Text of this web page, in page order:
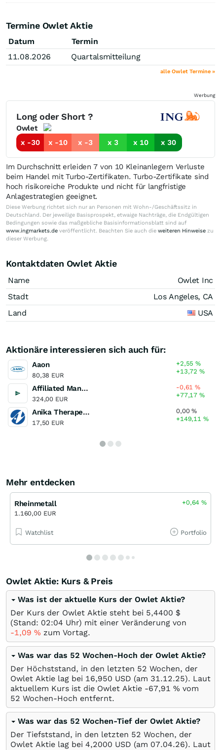
Termine Owlet Aktie
Datum
Termin
11.08.2026
Quartalsmitteilung
alle Owlet Termine »
Werbung
Long oder Short ?
Owlet
x -30
x -10 x -3 x 3 x 10 x 30
Im Durchschnitt erleiden 7 von 10 Kleinanlegern Verluste
beim Handel mit Turbo-Zertifikaten. Turbo-Zertifikate sind
hoch risikoreiche Produkte und nicht für langfristige
Anlagestrategien geeignet.
Diese Werbung richtet sich nur an Personen mit Wohn-/Geschäftssitz in
Deutschland. Der jeweilige Basisprospekt, etwaige Nachträge, die Endgültigen
Bedingungen sowie das maßgebliche Basisinformationsblatt sind auf
www.ingmarkets.de veröffentlicht. Beachten Sie auch die weiteren Hinweise zu
dieser Werbung.
Kontaktdaten Owlet Aktie
Name
Owlet Inc
Stadt
Los Angeles, CA
Land
USA
Aktionäre interessieren sich auch für:
Aaon
80,38 EUR
+2,55%
+13,72%
Affiliated Managers Group
324,00 EUR
-0,61%
+77,17%
Anika Therapeutics
17,50 EUR
0,00%
+149,11 %
Mehr entdecken
Rheinmetall
1.160,00 EUR
+0,64%
Watchlist Portfolio
Owlet Aktie: Kurs & Preis
Was ist der aktuelle Kurs der Owlet Aktie?
Der Kurs der Owlet Aktie steht bei 5,4400 $
(Stand: 02:04 Uhr) mit einer Veränderung von
-1,09 % zum Vortag.
Was war das 52 Wochen-Hoch der Owlet Aktie?
Der Höchststand, in den letzten 52 Wochen, der
Owlet Aktie lag bei 16,950 USD (am 31.12.25). Laut
aktuellem Kurs ist die Owlet Aktie -67,91 % vom
52 Wochen-Hoch entfernt.
Was war das 52 Wochen-Tief der Owlet Aktie?
Der Tiefststand, in den letzten 52 Wochen, der
Owlet Aktie lag bei 4,2000 USD (am 07.04.26). Laut